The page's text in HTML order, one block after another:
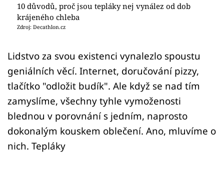
Přihlášení
Sledujte nás
10 důvodů, proč jsou tepláky nej vynález od dob
krájeného chleba
Zdroj: Decathlon.cz
Lidstvo za svou existenci vynalezlo spoustu
geniálních věcí. Internet, doručování pizzy,
tlačítko "odložit budík". Ale když se nad tím
zamyslíme, všechny tyhle vymoženosti
blednou v porovnání s jedním, naprosto
dokonalým kouskem oblečení. Ano, mluvíme o
nich. Tepláky